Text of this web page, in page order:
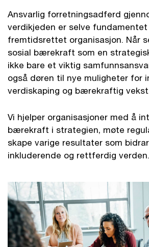
Ansvarlig forretningsadferd
verdikjeden er selve
fremtidsrettet organisasjon. Når
sosial bærekraft som en
ikke bare et viktig
også døren til nye muligheter for
verdiskaping og bærekraftig
Vi hjelper organisasjoner med å
bærekraft i strategien, møte
skape varige resultater som
inkluderende og rettferdig verden.